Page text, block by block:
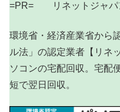
=PR= リネットジャパ
環境省・経済産業省から
ル法」の認定業者【リネ
ソコンの宅配回収。宅配
短で翌日回収。